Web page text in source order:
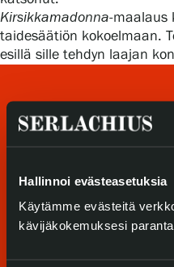
Hallinnoi evästeasetuksia
Käytämme evästeitä
kävijäkokemuksesi
Verkkokauppa
Kirsikkamadonna-maalaus
taidesäätiön kokoelmaan.
esillä sille tehdyn laajan
Tule meille